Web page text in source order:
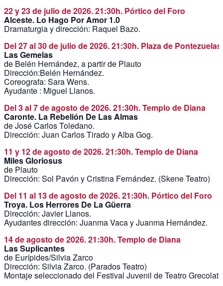
22 y 23 de julio de 2026. 21:30h. Pórtico del Foro
Alceste. Lo Hago Por Amor 1.0
Dramaturgia y dirección: Raquel Bazo.
Del 27 al 30 de julio de 2026. 21:30h. Plaza de Pontezuelas
Las Gemelas
de Belén Hernández, a partir de Plauto
Dirección:Belén Hernández.
Coreografa: Sara Wens.
Ayudante : Miguel Llanos.
Del 3 al 7 de agosto de 2026. 21:30h. Templo de Diana
Caronte. La Rebelión De Las Almas
de José Carlos Toledano.
Dirección: Juan Carlos Tirado y Alba Gog.
11 y 12 de agosto de 2026. 21:30h. Templo de Diana
Miles Gloriosus
de Plauto
Dirección: Sol Pavón y Cristina Fernández. (Skene Teatro)
Del 11 al 13 de agosto de 2026. 21:30h. Pórtico del Foro
Troya. Los Herrores De La Güerra
Dirección: Javier Llanos.
Ayudantes dirección: Juanma Vaca y Juanma Hernández.
14 de agosto de 2026. 21:30h. Templo de Diana
Las Suplicantes
de Eurípides/Silvia Zarco
Dirección: Silvia Zarco. (Parados Teatro)
Montaje seleccionado del Festival Juvenil de Teatro